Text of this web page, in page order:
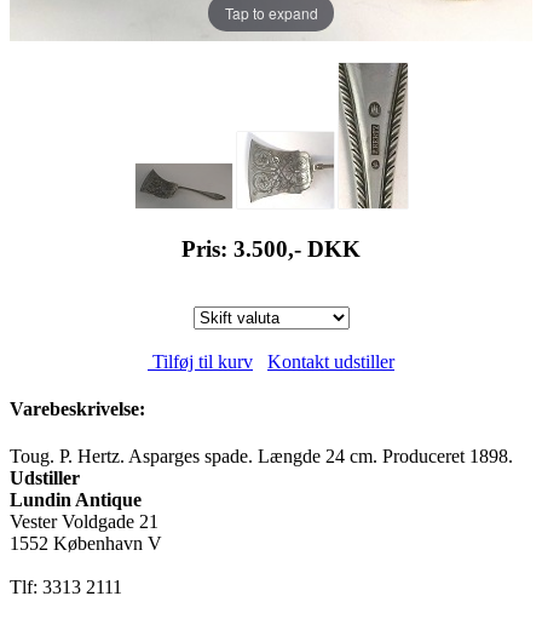
Tap to expand
Pris: 3.500,- DKK
Tilføj til kurv Kontakt udstiller
Varebeskrivelse:
Toug. P. Hertz. Asparges spade. Længde 24 cm. Produceret 1898.
Udstiller
Lundin Antique
Vester Voldgade 21
1552 København V
Tlf: 3313 2111